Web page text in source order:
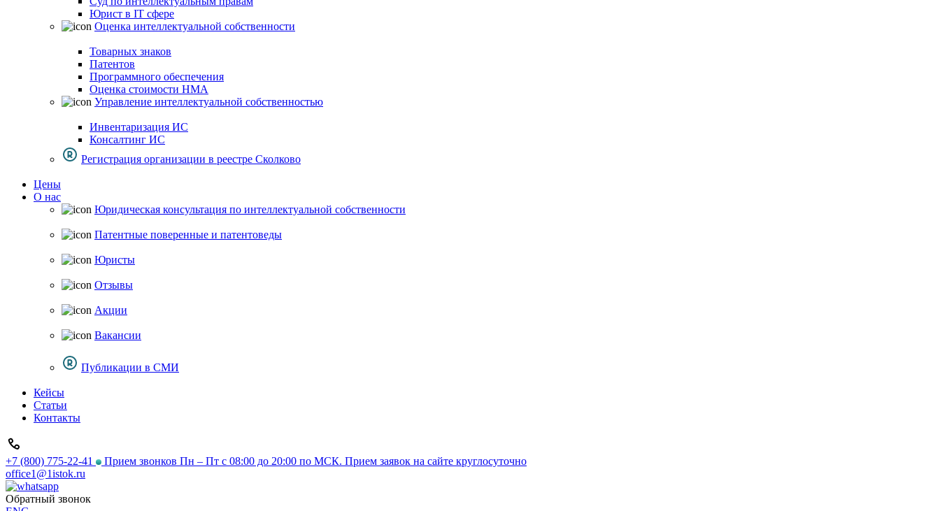
Юрист в IT сфере
Оценка интеллектуальной собственности
Товарных знаков
Патентов
Программного обеспечения
Оценка стоимости НМА
Управление интеллектуальной собственностью
Инвентаризация ИС
Консалтинг ИС
Регистрация организации в реестре Сколково
Цены
О нас
Юридическая консультация по интеллектуальной собственности
Патентные поверенные и патентоведы
Юристы
Отзывы
Акции
Вакансии
Публикации в СМИ
Кейсы
Статьи
Контакты
+7 (800) 775-22-41
Прием звонков Пн – Пт с 08:00 до 20:00 по МСК. Прием заявок на сайте круглосуточно
office1@1istok.ru
Обратный звонок